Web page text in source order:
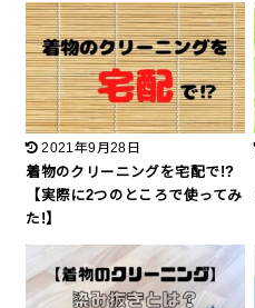
2021年9月28日
着物のクリーニングを宅配で!?
【実際に2つのところで使ってみ
た!】